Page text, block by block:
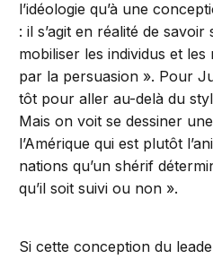
l’idéologie qu’à une
: il s’agit en réalité de savoir
mobiliser les individus et
par la persuasion ». Pour
tôt pour aller au-delà du
Mais on voit se dessiner
l’Amérique qui est plutôt
nations qu’un shérif
qu’il soit suivi ou non ».
Si cette conception du